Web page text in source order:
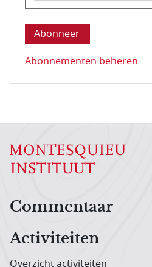
Deze vraag is om te
Abonnementen beheren
Commentaar
Activiteiten
Overzicht activiteiten